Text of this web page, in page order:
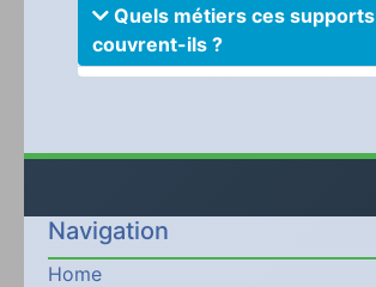
Quels métiers ces supports
couvrent-ils ?
Navigation
Home